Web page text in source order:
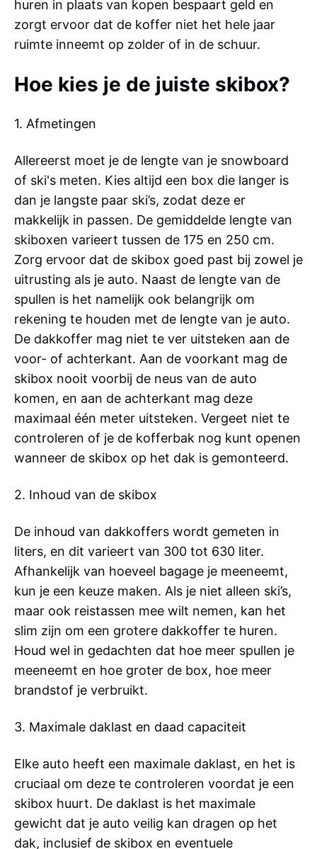
huren in plaats van kopen bespaart geld en
zorgt ervoor dat de koffer niet het hele jaar
ruimte inneemt op zolder of in de schuur.
Hoe kies je de juiste skibox?
1. Afmetingen
Allereerst moet je de lengte van je snowboard
of ski's meten. Kies altijd een box die langer is
dan je langste paar ski’s, zodat deze er
makkelijk in passen. De gemiddelde lengte van
skiboxen varieert tussen de 175 en 250 cm.
Zorg ervoor dat de skibox goed past bij zowel je
uitrusting als je auto. Naast de lengte van de
spullen is het namelijk ook belangrijk om
rekening te houden met de lengte van je auto.
De dakkoffer mag niet te ver uitsteken aan de
voor- of achterkant. Aan de voorkant mag de
skibox nooit voorbij de neus van de auto
komen, en aan de achterkant mag deze
maximaal één meter uitsteken. Vergeet niet te
controleren of je de kofferbak nog kunt openen
wanneer de skibox op het dak is gemonteerd.
2. Inhoud van de skibox
De inhoud van dakkoffers wordt gemeten in
liters, en dit varieert van 300 tot 630 liter.
Afhankelijk van hoeveel bagage je meeneemt,
kun je een keuze maken. Als je niet alleen ski’s,
maar ook reistassen mee wilt nemen, kan het
slim zijn om een grotere dakkoffer te huren.
Houd wel in gedachten dat hoe meer spullen je
meeneemt en hoe groter de box, hoe meer
brandstof je verbruikt.
3. Maximale daklast en daad capaciteit
Elke auto heeft een maximale daklast, en het is
cruciaal om deze te controleren voordat je een
skibox huurt. De daklast is het maximale
gewicht dat je auto veilig kan dragen op het
dak, inclusief de skibox en eventuele